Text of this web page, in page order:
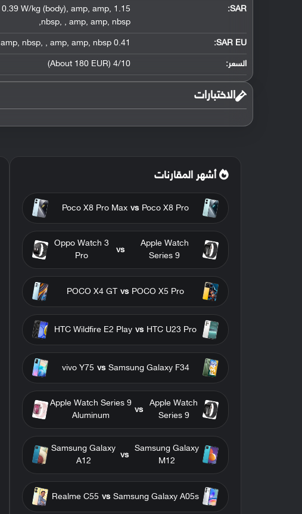
SAR
:
1.15 W/kg (head)
0.39 W/kg (body), amp, amp,
nbsp, , amp, amp, nbsp
,
SAR EU:
0.41 W/kg (head)
amp, nbsp, , amp, amp, nbsp
السعر: 4/10 (About 180 EUR)
الاختبارات
أشهر المقارنات
Poco X8 Pro
vs
Poco X8 Pro Max
Apple Watch
Series 9
vs
Oppo Watch 3
Pro
POCO X5 Pro
vs
POCO X4 GT
HTC U23 Pro
vs
HTC Wildfire E2 Play
Samsung Galaxy F34
vs
vivo Y75
Apple Watch
Series 9
vs
Apple Watch Series 9
Aluminum
Samsung Galaxy
M12
vs
Samsung Galaxy
A12
Samsung Galaxy A05s
vs
Realme C55